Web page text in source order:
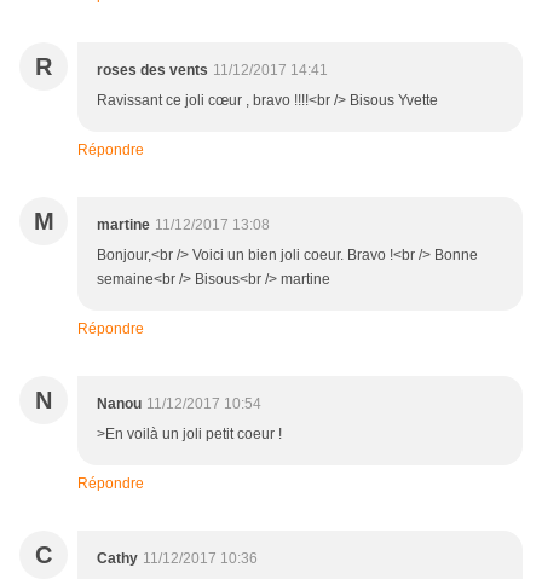
R roses des vents 11/12/2017 14:41
Ravissant ce joli cœur , bravo !!!!<br /> Bisous Yvette
Répondre
M martine 11/12/2017 13:08
Bonjour,<br /> Voici un bien joli coeur. Bravo !<br /> Bonne
semaine<br /> Bisous<br /> martine
Répondre
N Nanou 11/12/2017 10:54
>En voilà un joli petit coeur !
Répondre
C Cathy 11/12/2017 10:36